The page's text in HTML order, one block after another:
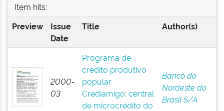
Item hits:
Preview
Issue
Date
Title Author(s)
2000-
03
Programa de
crédito produtivo
popular
Crediamigo: central
de microcrédito do
Banco do
Nordeste do
Brasil S/A